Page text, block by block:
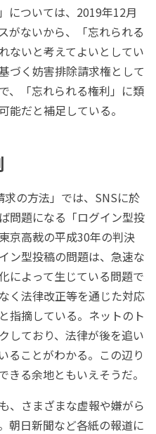
については、2019年12月
がないから、「忘れられる
ないと考えてよいとしてい
づく妨害排除請求権として
、「忘れられる権利」に類
能だと補足している。
の方法」では、SNSに於
問題になる「ログイン型投
京高裁の平成30年の判決
ン型投稿の問題は、急速な
によって生じている問題で
く法律改正等を通じた対応
指摘している。ネットのト
しており、法律が後を追い
ることがわかる。この辺り
きる余地ともいえそうだ。
、さまざまな虚報や嫌がら
朝日新聞など各紙の報道に